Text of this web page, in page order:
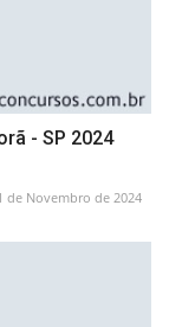
- SP 2024
de Novembro de 2024